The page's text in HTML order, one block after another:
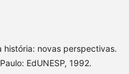
história: novas perspectivas.
EdUNESP, 1992.